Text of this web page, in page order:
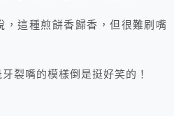
，這種煎餅香歸香，但很難刷嘴
裂嘴的模樣倒是挺好笑的！